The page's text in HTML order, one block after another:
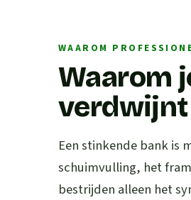
WAAROM
Waarom
verdwijnt
Een stinkende bank is
schuimvulling, het
bestrijden alleen het